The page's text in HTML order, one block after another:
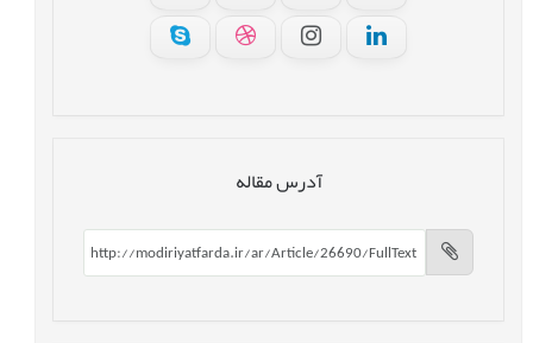
آدرس مقاله